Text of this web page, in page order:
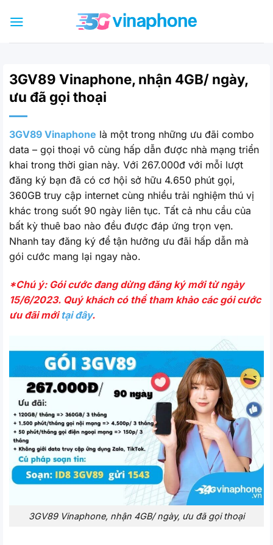
qua
3GV89 Vinaphone, nhận 4GB/ ngày,
ưu đã gọi thoại
3GV89 Vinaphone là một trong những ưu đãi combo
data – gọi thoại vô cùng hấp dẫn được nhà mạng triển
khai trong thời gian này. Với 267.000đ với mỗi lượt
đăng ký bạn đã có cơ hội sở hữu 4.650 phút gọi,
360GB truy cập internet cùng nhiều trải nghiệm thú vị
khác trong suốt 90 ngày liên tục. Tất cả nhu cầu của
bất kỳ thuê bao nào đều được đáp ứng trọn vẹn.
Nhanh tay đăng ký để tận hưởng ưu đãi hấp dẫn mà
gói cước mang lại ngay nào.
*Chú ý: Gói cước đang dừng đăng ký mới từ ngày
15/6/2023. Quý khách có thể tham khảo các gói cước
ưu đãi mớitại đây.
3GV89 Vinaphone, nhận 4GB/ ngày, ưu đã gọi thoại